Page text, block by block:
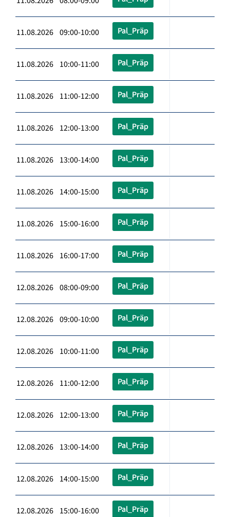
11.08.2026 09:00-10:00 Pal_Präp
11.08.2026 10:00-11:00 Pal_Präp
11.08.2026 11:00-12:00 Pal_Präp
11.08.2026 12:00-13:00 Pal_Präp
11.08.2026 13:00-14:00 Pal_Präp
11.08.2026 14:00-15:00 Pal_Präp
11.08.2026 15:00-16:00 Pal_Präp
11.08.2026 16:00-17:00 Pal_Präp
12.08.2026 08:00-09:00 Pal_Präp
12.08.2026 09:00-10:00 Pal_Präp
12.08.2026 10:00-11:00 Pal_Präp
12.08.2026 11:00-12:00 Pal_Präp
12.08.2026 12:00-13:00 Pal_Präp
12.08.2026 13:00-14:00 Pal_Präp
12.08.2026 14:00-15:00 Pal_Präp
12.08.2026 15:00-16:00 Pal_Präp